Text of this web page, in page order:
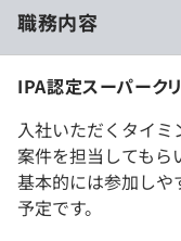
職務内容
IPA認定スーパーク
入社いただくタイ
案件を担当してもら
基本的には参加しや
予定です。